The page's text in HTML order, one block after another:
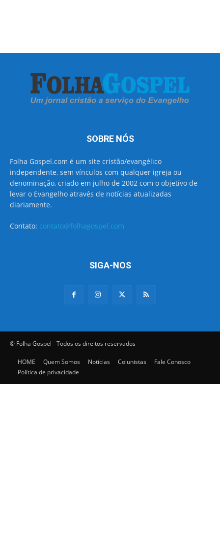
SOBRE NÓS
Folha Gospel.com é um site cristão/evangélico
independente, sem vínculos com qualquer igreja ou
denominação, criado em julho de 2002 com o objetivo de
levar o Evangelho através de notícias atualizadas
diariamente.
Contato: contato@folhagospel.com
SIGA-NOS
© Folha Gospel - Todos os direitos reservados
HOME Quem Somos Notícias Colunistas
Fale Conosco
Política de privacidade